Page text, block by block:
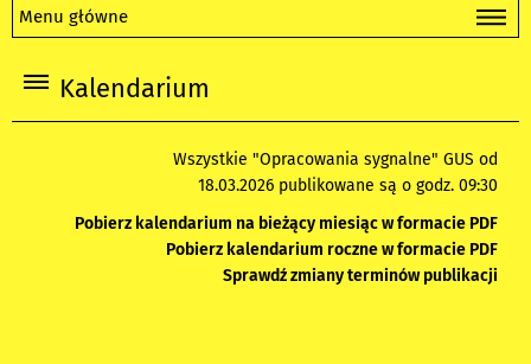
Menu główne
Kalendarium
Wszystkie "Opracowania sygnalne" GUS od
18.03.2026 publikowane są o godz. 09:30
Pobierz kalendarium na bieżący miesiąc w formacie PDF
Pobierz kalendarium roczne w formacie PDF
Sprawdź zmiany terminów publikacji